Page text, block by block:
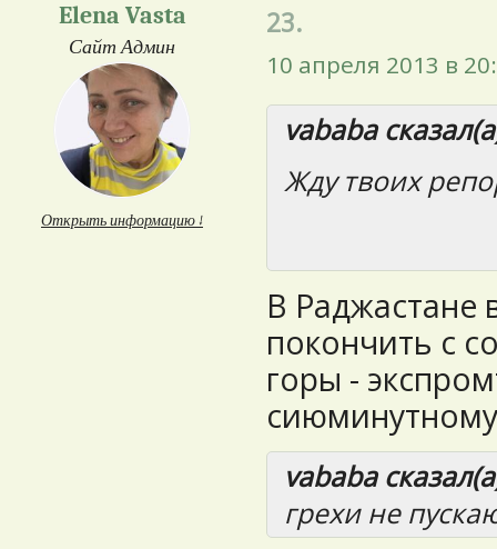
Elena Vasta
Сайт Админ
Открыть информацию ↓
23.
10 апреля 2013 в
vababa
Жду твоих
В Раджастане
покончить с
горы -
vababa
грехи не